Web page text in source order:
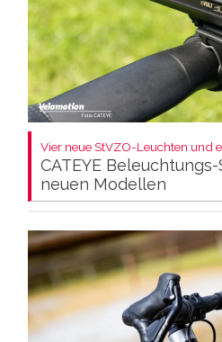
Vier neue StVZO-Leuchten und
CATEYE
neuen Modellen